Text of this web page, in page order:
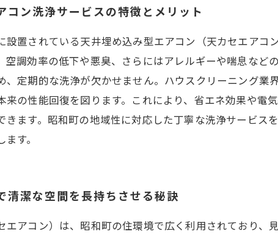
コン洗浄サービスの特徴とメリット
設置されている天井埋め込み型エアコン（天カセエア
調効率の低下や悪臭、さらにはアレルギーや喘息など
、定期的な洗浄が欠かせません。ハウスクリーニング業
の性能回復を図ります。これにより、省エネ効果や電
ます。昭和町の地域性に対応した丁寧な洗浄サービス
す。
清潔な空間を長持ちさせる秘訣
エアコン）は、昭和町の住環境で広く利用されており、